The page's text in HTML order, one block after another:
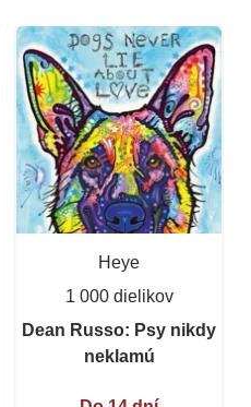
Heye
1 000 dielikov
Dean Russo: Psy nikdy
neklamú